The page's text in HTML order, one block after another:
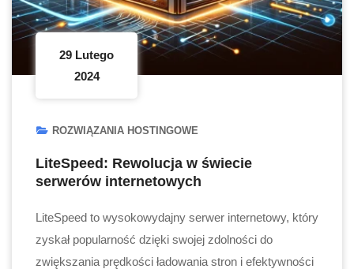
29 Lutego
2024
ROZWIĄZANIA HOSTINGOWE
LiteSpeed: Rewolucja w świecie
serwerów internetowych
LiteSpeed to wysokowydajny serwer internetowy, który
zyskał popularność dzięki swojej zdolności do
zwiększania prędkości ładowania stron i efektywności